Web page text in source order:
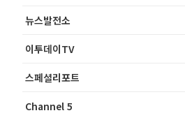
뉴스발전소
이투데이TV
스페셜리포트
Channel 5